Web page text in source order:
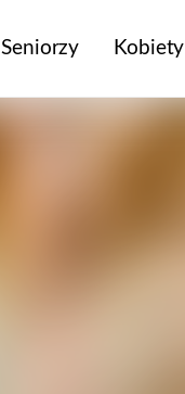
Seniorzy Kobiety